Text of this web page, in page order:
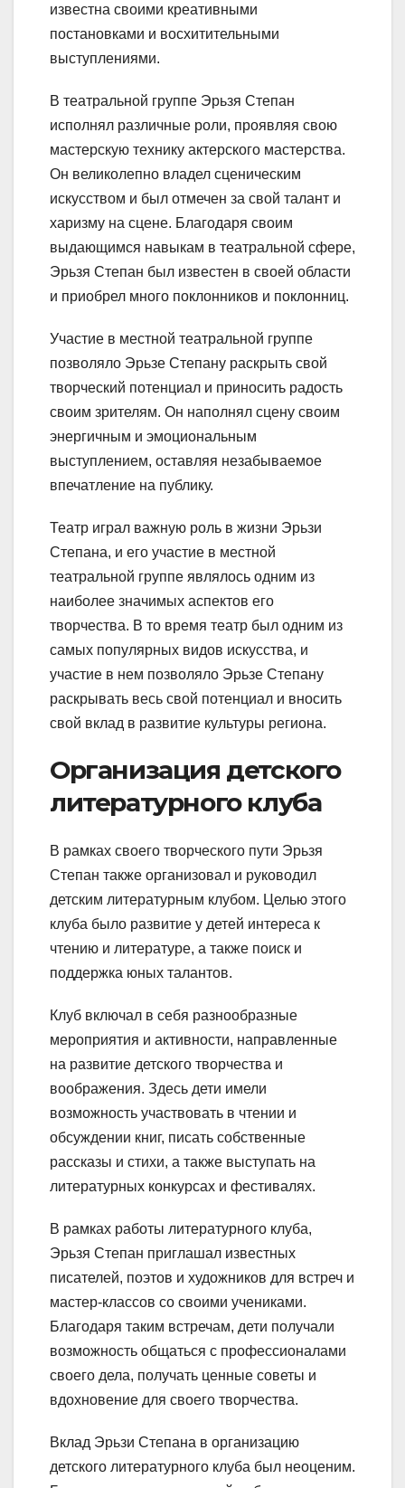
известна своими креативными
постановками и восхитительными
выступлениями.
В театральной группе Эрьзя Степан
исполнял различные роли, проявляя свою
мастерскую технику актерского мастерства.
Он великолепно владел сценическим
искусством и был отмечен за свой талант и
харизму на сцене. Благодаря своим
выдающимся навыкам в театральной сфере,
Эрьзя Степан был известен в своей области
и приобрел много поклонников и поклонниц.
Участие в местной театральной группе
позволяло Эрьзе Степану раскрыть свой
творческий потенциал и приносить радость
своим зрителям. Он наполнял сцену своим
энергичным и эмоциональным
выступлением, оставляя незабываемое
впечатление на публику.
Театр играл важную роль в жизни Эрьзи
Степана, и его участие в местной
театральной группе являлось одним из
наиболее значимых аспектов его
творчества. В то время театр был одним из
самых популярных видов искусства, и
участие в нем позволяло Эрьзе Степану
раскрывать весь свой потенциал и вносить
свой вклад в развитие культуры региона.
Организация детского
литературного клуба
В рамках своего творческого пути Эрьзя
Степан также организовал и руководил
детским литературным клубом. Целью этого
клуба было развитие у детей интереса к
чтению и литературе, а также поиск и
поддержка юных талантов.
Клуб включал в себя разнообразные
мероприятия и активности, направленные
на развитие детского творчества и
воображения. Здесь дети имели
возможность участвовать в чтении и
обсуждении книг, писать собственные
рассказы и стихи, а также выступать на
литературных конкурсах и фестивалях.
В рамках работы литературного клуба,
Эрьзя Степан приглашал известных
писателей, поэтов и художников для встреч и
мастер-классов со своими учениками.
Благодаря таким встречам, дети получали
возможность общаться с профессионалами
своего дела, получать ценные советы и
вдохновение для своего творчества.
Вклад Эрьзи Степана в организацию
детского литературного клуба был неоценим.